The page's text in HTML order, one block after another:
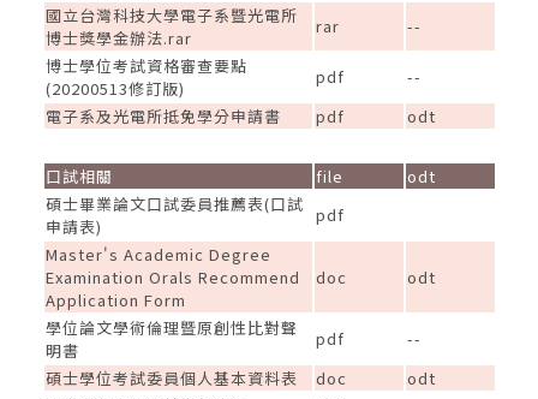
國立台灣科技大學電子系暨光電所
博士獎學金辦法.rar
rar
--
博士學位考試資格審查要點
(20200513修訂版)
pdf
--
電子系及光電所抵免學分申請書
pdf odt
口試相關 file
odt
碩士畢業論文口試委員推薦表(口試
申請表)
pdf
Master's Academic Degree
Examination Orals Recommend
Application Form
doc odt
學位論文學術倫理暨原創性比對聲
明書
pdf
--
碩士學位考試委員個人基本資料表
doc
odt